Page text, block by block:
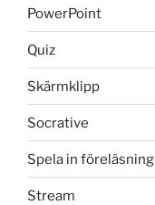
PowerPoint
Quiz
Skärmklipp
Socrative
Spela in föreläsning
Stream